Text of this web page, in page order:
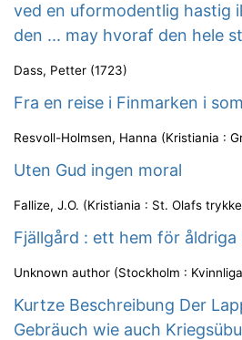
ved en uformodentlig hastig
den ... may hvoraf den hele
Dass, Petter (1723)
Fra en reise i Finmarken i
Resvoll-Holmsen, Hanna (Kristiania :
Uten Gud ingen moral
Fallize, J.O. (Kristiania : St. Olafs
Fjällgård : ett hem för åldriga
Unknown author (Stockholm :
Kurtze Beschreibung Der
Gebräuch wie auch